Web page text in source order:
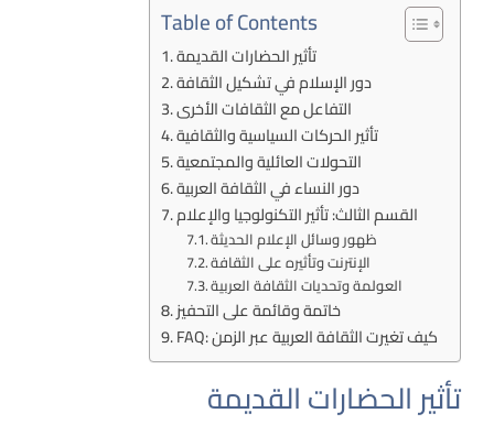
Table of Contents
تأثير الحضارات القديمة
دور الإسلام في تشكيل الثقافة
التفاعل مع الثقافات الأخرى
تأثير الحركات السياسية والثقافية
التحولات العائلية والمجتمعية
دور النساء في الثقافة العربية
القسم الثالث: تأثير التكنولوجيا والإعلام
ظهور وسائل الإعلام الحديثة
الإنترنت وتأثيره على الثقافة
العولمة وتحديات الثقافة العربية
خاتمة وقائمة على التحفيز
FAQ: كيف تغيرت الثقافة العربية عبر الزمن
تأثير الحضارات القديمة